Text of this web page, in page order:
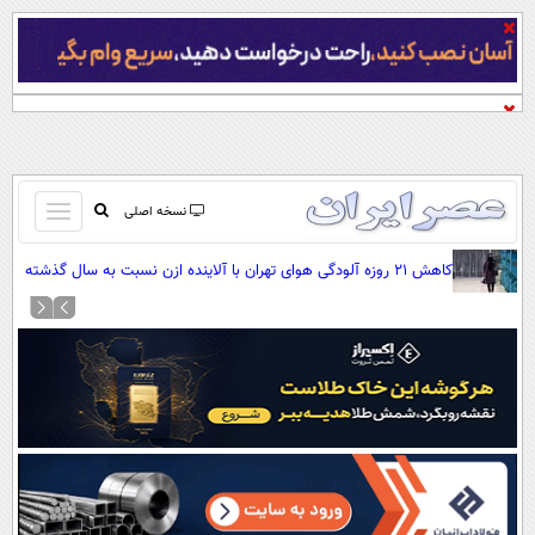
نسخه اصلی
باز
و
بسته
کردن
صفحه اول
آرشیو
نظرسنجی
آب و هوا
اوقات شرعی
سواد زندگی
کاهش ۲۱ روزه آلودگی هوای تهران با آلاینده ازن نسبت به سال گذشته